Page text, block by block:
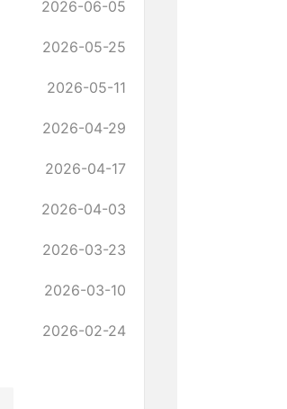
2026-06-05
2026-05-25
2026-05-11
2026-04-29
2026-04-17
2026-04-03
2026-03-23
2026-03-10
2026-02-24